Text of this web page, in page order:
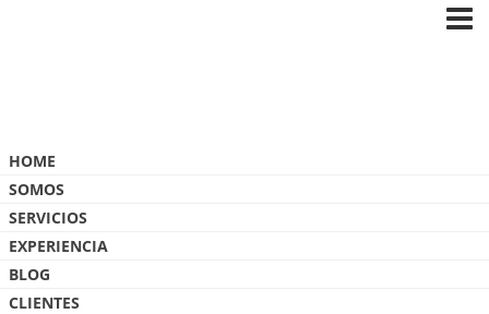
HOME
SOMOS
SERVICIOS
EXPERIENCIA
BLOG
CLIENTES
IMG_6359